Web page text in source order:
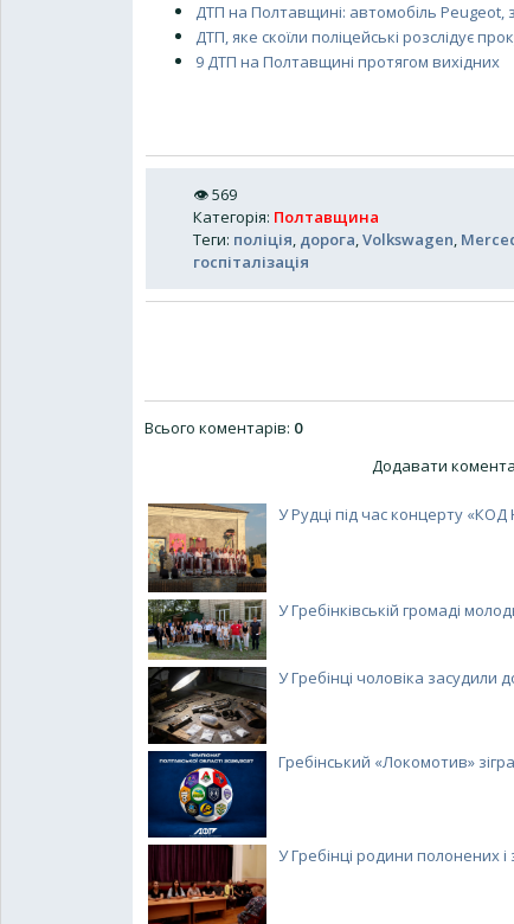
ДТП на Полтавщині: автомобіль Peugeot,
ДТП, яке скоїли поліцейські розслідує
9 ДТП на Полтавщині протягом вихідних
👁569
Категорія: Полтавщина
Теги: поліція, дорога,Volkswagen,
госпіталізація
Всього коментарів: 0
Додавати
У Рудці під час концерту «КОД
У Гребінківській громаді
У Гребінці чоловіка засудили
Гребінський «Локомотив»
У Гребінці родини полонених і